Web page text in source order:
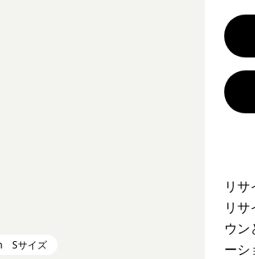
Sサイズ
リ
リ
ウン
ーシ